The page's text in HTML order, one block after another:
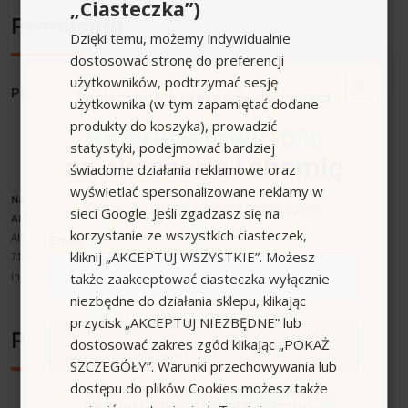
Producent
Producent: Karcher
Nazwa producenta oraz osoba odpowiedzialna w UE:
Alfred Kärcher SE & Co. KG
Alfred-Kärcher-Strasse 28-40
71364 Winnenden
info@karcher.com
Podobne urządzenia
„Ciasteczka”)
Dzięki temu, możemy indywidualnie
dostosować stronę do preferencji
użytkowników, podtrzymać sesję
użytkownika (w tym zapamiętać dodane
produkty do koszyka), prowadzić
statystyki, podejmować bardziej
świadome działania reklamowe oraz
wyświetlać spersonalizowane reklamy w
sieci Google. Jeśli zgadzasz się na
korzystanie ze wszystkich ciasteczek,
kliknij „AKCEPTUJ WSZYSTKIE”. Możesz
także zaakceptować ciasteczka wyłącznie
niezbędne do działania sklepu, klikając
przycisk „AKCEPTUJ NIEZBĘDNE” lub
dostosować zakres zgód klikając „POKAŻ
SZCZEGÓŁY”. Warunki przechowywania lub
dostępu do plików Cookies możesz także
Zapisz się, a w prezencie otrzymasz
Kod rabatowy -5%
na akcesoria i chemię
Kod nie łączy się z innymi promocjami.
Email
Zapisuję się
zgodaWyrażam zgodę na przetwarzanie moich
danych osobowych w postaci adresu e-